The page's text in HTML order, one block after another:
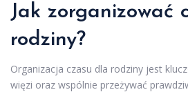
Jak zorganizować
rodziny?
Organizacja czasu dla rodziny jest
więzi oraz wspólnie przeżywać